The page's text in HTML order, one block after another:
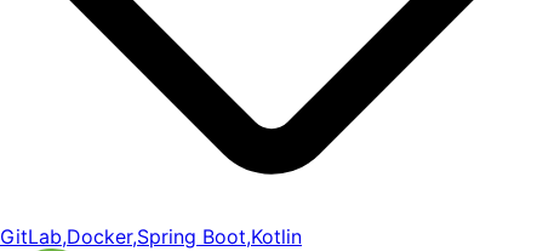
GitLab,Docker,Spring Boot,Kotlin